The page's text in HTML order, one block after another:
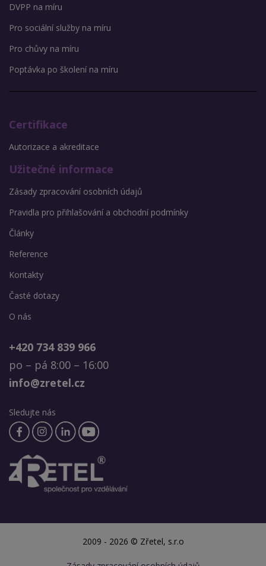
DVPP na míru
Pro sociální služby na míru
Pro chůvy na míru
Poptávka po školení na míru
Certifikace
Autorizace a akreditace
Užitečné informace
Zásady zpracování osobních údajů
Pravidla pro přihlašování a obchodní podmínky
Články
Reference
Kontakty
Časté dotazy
O nás
+420 734 839 966
po – pá 8:00 – 16:00
info@zretel.cz
Sledujte nás
2009 - 2026 © Zřetel, s.r.o